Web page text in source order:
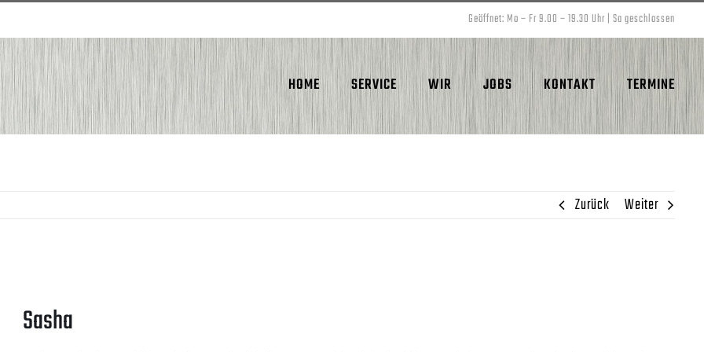
Geöffnet: Mo – Fr 9.00 – 19.30 Uhr | Sa geschlossen
HOME SERVICE WIR JOBS KONTAKT TERMINE
Zurück Weiter
Sasha